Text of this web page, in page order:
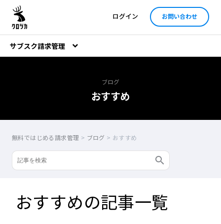
ログイン お問い合わせ
サブスク請求管理
ブログ
おすすめ
無料ではじめる請求管理 > ブログ > おすすめ
おすすめの記事一覧